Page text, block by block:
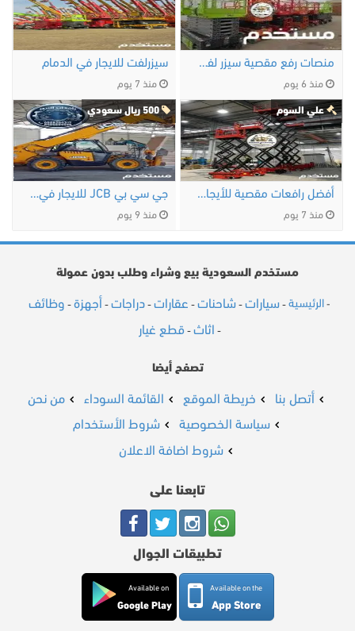
منصات رفع مقصية سيزر لفت الدمام 8 متر 10 متر 12 …
منذ 6 يوم
سيزرلفت للايجار في الدمام
منذ 7 يوم
علي السوم
أفضل رافعات مقصية للأيجار جدة 8 متر 10 متر 12 …
منذ 7 يوم
500 ريال سعودي
جي سي بي JCB للايجار في الخبر | JCB تلسكوبي 9 متر …
منذ 9 يوم
مستخدم السعودية بيع وشراء وطلب بدون عمولة
- الرئيسية - سيارات - شاحنات - عقارات - دراجات - أجهزة - وظائف
- اثاث -قطع غيار
تصفح أيضا
أتصل بنا خريطة الموقع القائمة السوداء
من نحن
سياسة الخصوصية
شروط الأستخدام
شروط اضافة الاعلان
تابعنا على
تطبيقات الجوال
Available on the
App Store
Available on
Google Play